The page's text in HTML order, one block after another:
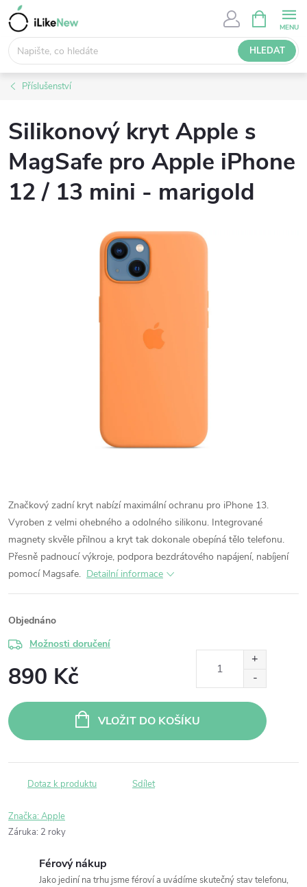
Přejít
na
obsah
HLEDAT
NÁKUPNÍ
KOŠÍK
Příslušenství
Silikonový kryt Apple s
MagSafe pro Apple iPhone
12 / 13 mini - marigold
Značkový zadní kryt nabízí maximální ochranu pro iPhone 13.
Vyroben z velmi ohebného a odolného silikonu. Integrované
magnety skvěle přilnou a kryt tak dokonale obepíná tělo telefonu.
Přesně padnoucí výkroje, podpora bezdrátového napájení, nabíjení
pomocí Magsafe. Detailní informace
Objednáno
Možnosti doručení
890 Kč
cena:
VLOŽIT DO KOŠÍKU
Dotaz k produktu Sdílet
Značka: Apple
Záruka: 2 roky
Férový nákup
Jako jediní na trhu jsme féroví a uvádíme skutečný stav telefonu,